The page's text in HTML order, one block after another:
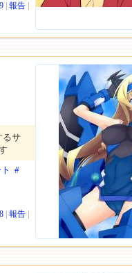
報告
るサ
#
報告